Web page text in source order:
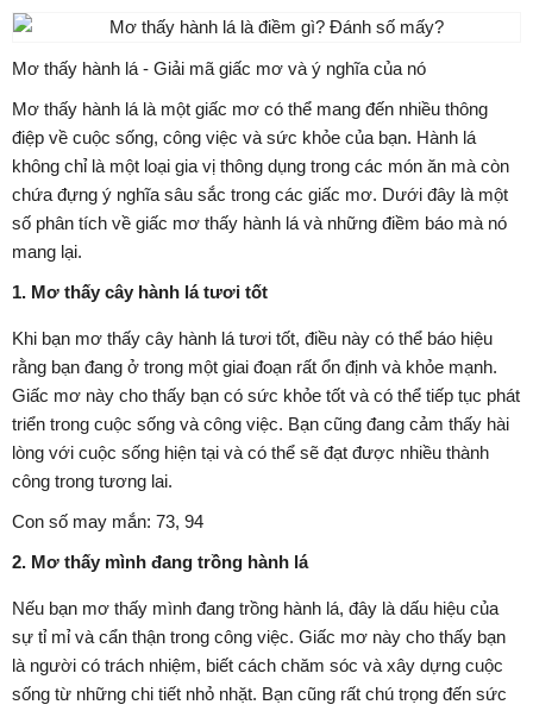
Mơ thấy hành lá - Giải mã giấc mơ và ý nghĩa của nó
Mơ thấy hành lá là một giấc mơ có thể mang đến nhiều thông
điệp về cuộc sống, công việc và sức khỏe của bạn. Hành lá
không chỉ là một loại gia vị thông dụng trong các món ăn mà còn
chứa đựng ý nghĩa sâu sắc trong các giấc mơ. Dưới đây là một
số phân tích về giấc mơ thấy hành lá và những điềm báo mà nó
mang lại.
1. Mơ thấy cây hành lá tươi tốt
Khi bạn mơ thấy cây hành lá tươi tốt, điều này có thể báo hiệu
rằng bạn đang ở trong một giai đoạn rất ổn định và khỏe mạnh.
Giấc mơ này cho thấy bạn có sức khỏe tốt và có thể tiếp tục phát
triển trong cuộc sống và công việc. Bạn cũng đang cảm thấy hài
lòng với cuộc sống hiện tại và có thể sẽ đạt được nhiều thành
công trong tương lai.
Con số may mắn: 73, 94
2. Mơ thấy mình đang trồng hành lá
Nếu bạn mơ thấy mình đang trồng hành lá, đây là dấu hiệu của
sự tỉ mỉ và cẩn thận trong công việc. Giấc mơ này cho thấy bạn
là người có trách nhiệm, biết cách chăm sóc và xây dựng cuộc
sống từ những chi tiết nhỏ nhặt. Bạn cũng rất chú trọng đến sức